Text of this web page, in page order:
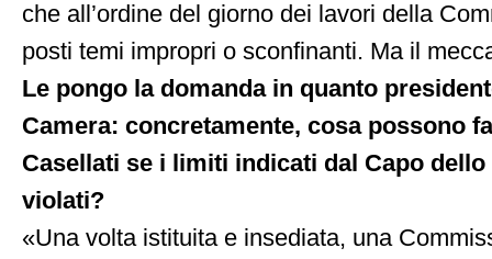
che all’ordine del giorno dei lavori della
posti temi impropri o sconfinanti. Ma il
Le pongo la domanda in quanto
Camera: concretamente, cosa possono
Casellati se i limiti indicati dal Capo
violati?
«Una volta istituita e insediata, una